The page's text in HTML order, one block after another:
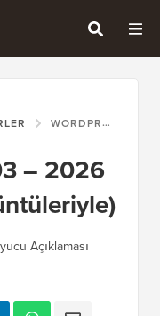
WORDPRESS'IN 2003 – 2026 TARIHI (EKRAN GÖRÜNTÜLERIYLE)
– 2026
Açıklaması